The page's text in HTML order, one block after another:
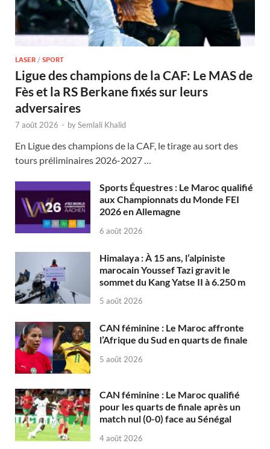
LASER / SPORT
Ligue des champions de la CAF: Le MAS de
Fès et la RS Berkane fixés sur leurs
adversaires
7 août 2026 - bySemlali Khalid
En Ligue des champions de la CAF, le tirage au sort des
tours préliminaires 2026-2027 …
Sports Équestres : Le Maroc qualifié
aux Championnats du Monde FEI
2026 en Allemagne
6 août 2026
Himalaya : À 15 ans, l’alpiniste
marocain Youssef Tazi gravit le
sommet du Kang Yatse II à 6.250 m
5 août 2026
CAN féminine : Le Maroc affronte
l’Afrique du Sud en quarts de finale
5 août 2026
CAN féminine : Le Maroc qualifié
pour les quarts de finale après un
match nul (0-0) face au Sénégal
4 août 2026